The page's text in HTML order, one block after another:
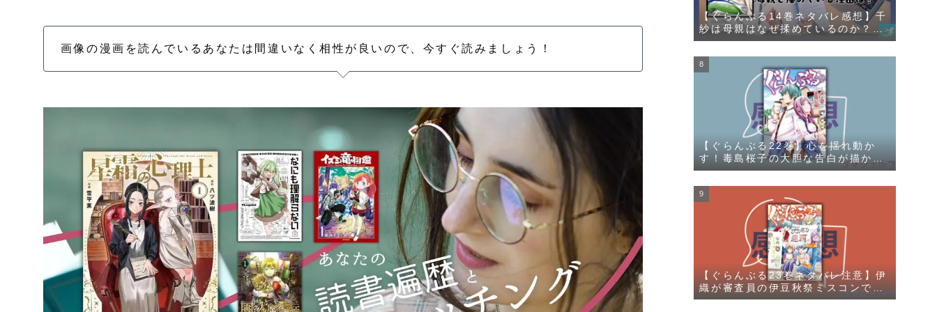
画像の漫画を読んでいるあなたは間違いなく相性が良いので、今すぐ読みましょう！
【ぐらんぶる14巻ネタバレ感想】千
紗は母親はなぜ揉めているのか？そ
の理由が明かされる
【ぐらんぶる22巻】心を揺れ動か
す！毒島桜子の大胆な告白が描かれ
る
【ぐらんぶる23巻ネタバレ注意】伊
織が審査員の伊豆秋祭ミスコンで千
紗と愛菜の勝負が描かれる